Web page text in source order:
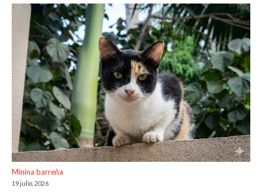
Minina barreña
19 julio, 2026